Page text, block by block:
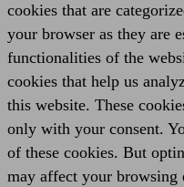
cookies that are
your browser as they are
functionalities of the
cookies that help us
this website. These
only with your consent.
of these cookies. But
may affect your browsing